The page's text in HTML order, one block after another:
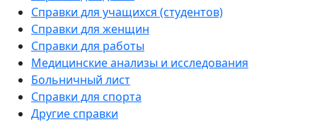
Справки для учащихся (студентов)
Справки для женщин
Справки для работы
Медицинские анализы и исследования
Больничный лист
Справки для спорта
Другие справки